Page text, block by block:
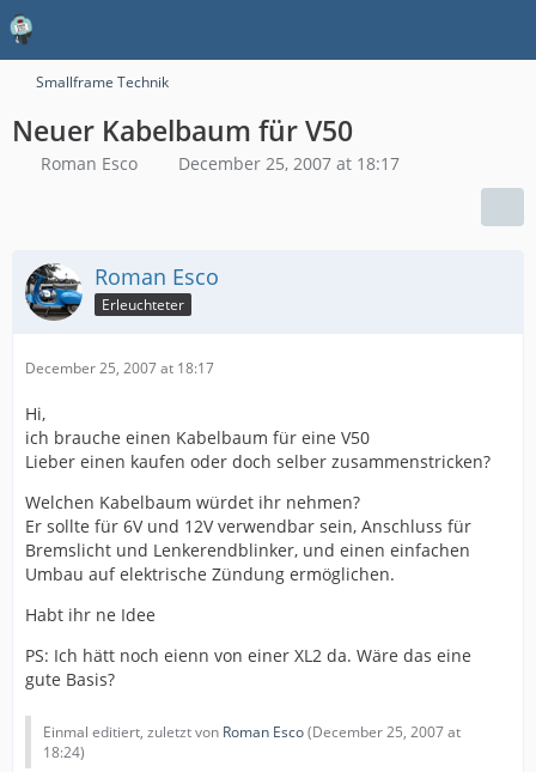
Smallframe Technik
Neuer Kabelbaum für V50
Roman Esco December 25, 2007 at 18:17
Roman Esco
Erleuchteter
December 25, 2007 at 18:17
Hi,
ich brauche einen Kabelbaum für eine V50
Lieber einen kaufen oder doch selber zusammenstricken?
Welchen Kabelbaum würdet ihr nehmen?
Er sollte für 6V und 12V verwendbar sein, Anschluss für
Bremslicht und Lenkerendblinker, und einen einfachen
Umbau auf elektrische Zündung ermöglichen.
Habt ihr ne Idee
PS: Ich hätt noch eienn von einer XL2 da. Wäre das eine
gute Basis?
Einmal editiert, zuletzt von Roman Esco(December 25, 2007 at
18:24)